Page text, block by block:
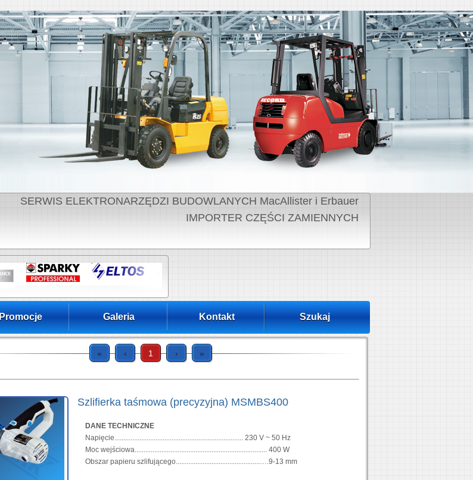
SERWIS ELEKTRONARZĘDZI BUDOWLANYCH MacAllister i Erbauer
IMPORTER CZĘŚCI ZAMIENNYCH
Promocje Galeria Kontakt Szukaj
« ‹ 1 › »
Szlifierka taśmowa (precyzyjna) MSMBS400
DANE TECHNICZNE
Napięcie........................................................................ 230 V ~ 50 Hz
Moc wejściowa.......................................................................... 400 W
Obszar papieru szlifującego...............................................….9-13 mm